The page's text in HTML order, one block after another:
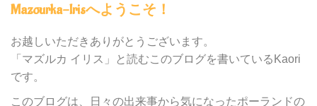
の
テ
ゴ
ー
別
Mazourka-Irisへようこそ！
お越しいただきありがとうございます。
「マズルカ イリス」と読むこのブログを書いているKaori
です。
このブログは、日々の出来事から気になったポーランドの